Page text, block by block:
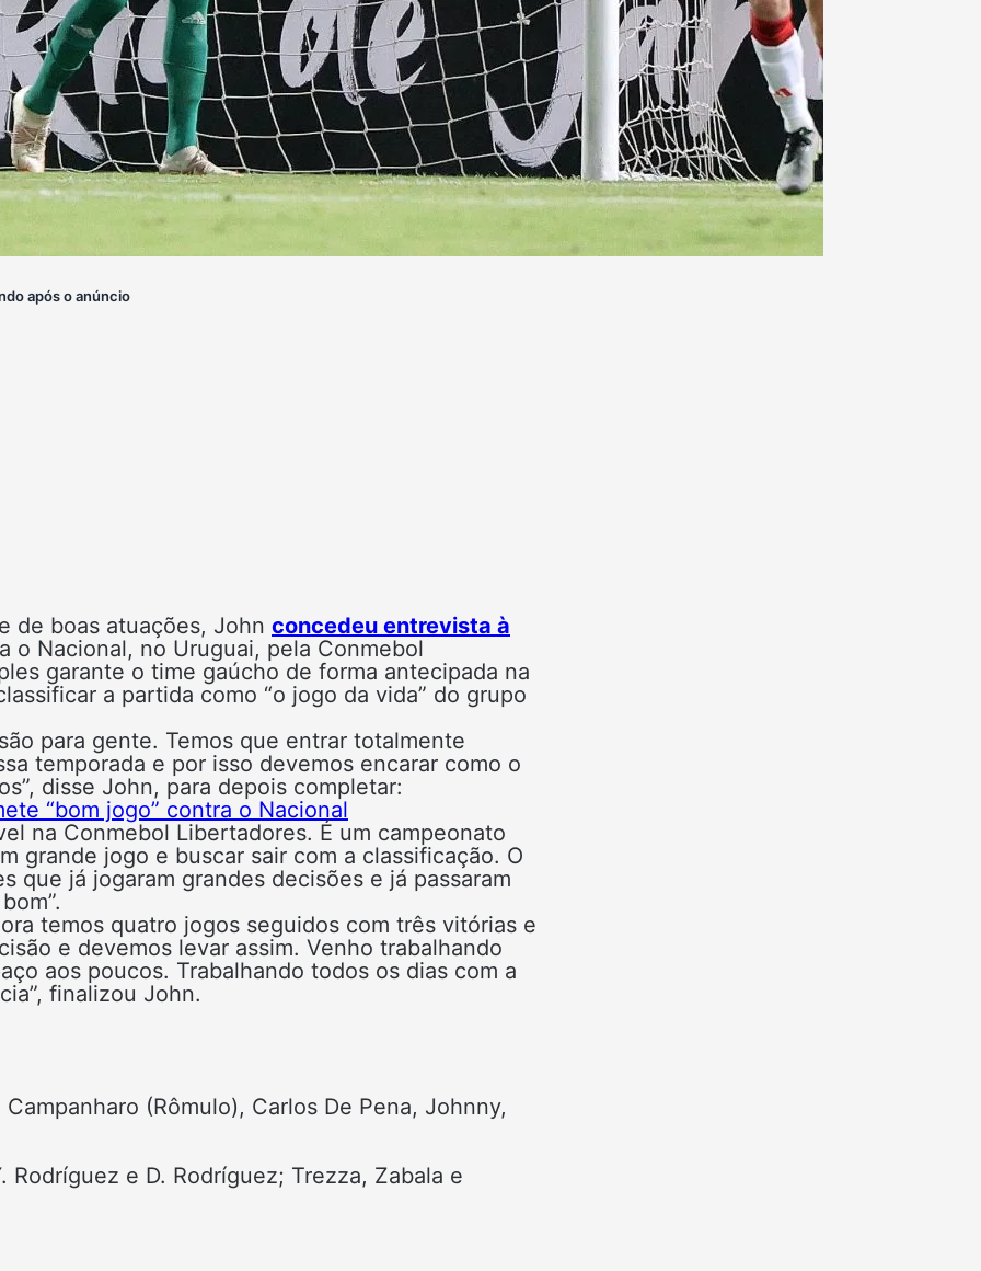
após o anúncio
de boas atuações, John concedeu entrevista à
o Nacional, no Uruguai, pela Conmebol
garante o time gaúcho de forma antecipada na
a partida como “o jogo da vida” do grupo
para gente. Temos que entrar totalmente
temporada e por isso devemos encarar como o
disse John, para depois completar:
“bom jogo” contra o Nacional
na Conmebol Libertadores. É um campeonato
grande jogo e buscar sair com a classificação. O
que já jogaram grandes decisões e já passaram
temos quatro jogos seguidos com três vitórias e
e devemos levar assim. Venho trabalhando
aos poucos. Trabalhando todos os dias com a
finalizou John.
(Rômulo), Carlos De Pena, Johnny,
e D. Rodríguez; Trezza, Zabala e